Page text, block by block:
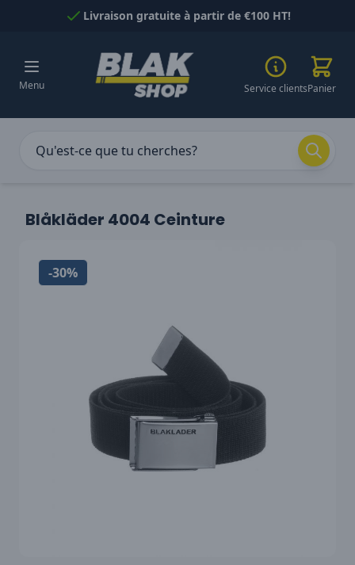
Passer au contenuLivraison gratuite à partir de €100 HT!
Menu Service clientsPanier
Blåkläder 4004 Ceinture
-30%